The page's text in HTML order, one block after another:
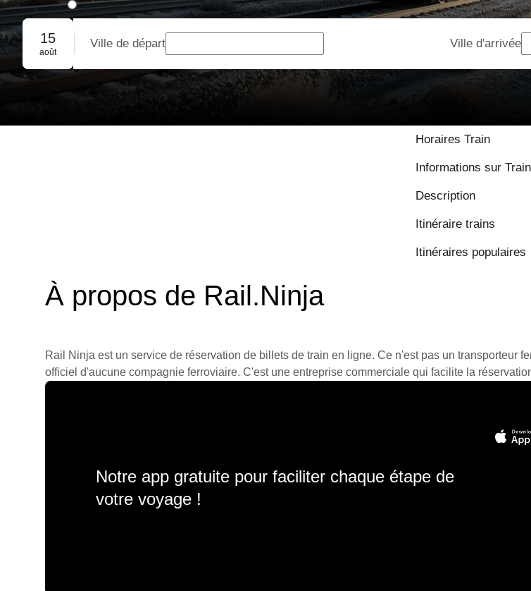
Aller-retour
Réservation de groupe
15
août
Ville de départ Ville d'arrivée
Horaires Train
Informations sur Train
Description
Itinéraire trains
Itinéraires populaires
À propos de Rail.Ninja
Rail Ninja est un service de réservation de billets de train en ligne. Ce n'est pas un transporteur
officiel d'aucune compagnie ferroviaire. C'est une entreprise commerciale qui facilite la
Notre app gratuite pour faciliter chaque étape de
votre voyage !